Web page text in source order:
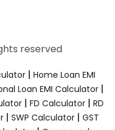
reserved
| Home Loan EMI
Loan EMI Calculator |
| FD Calculator | RD
| SWP Calculator | GST